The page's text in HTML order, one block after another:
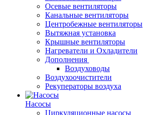
Осевые вентиляторы
Канальные вентиляторы
Центробежные вентиляторы
Вытяжная установка
Крышные вентиляторы
Нагреватели и Охладители
Дополнения
Воздуховоды
Воздухоочистители
Рекуператоры воздуха
Насосы
Циркуляционные насосы